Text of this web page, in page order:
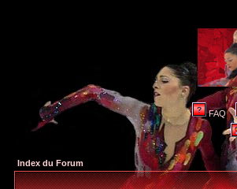
FAQ
Index du Forum